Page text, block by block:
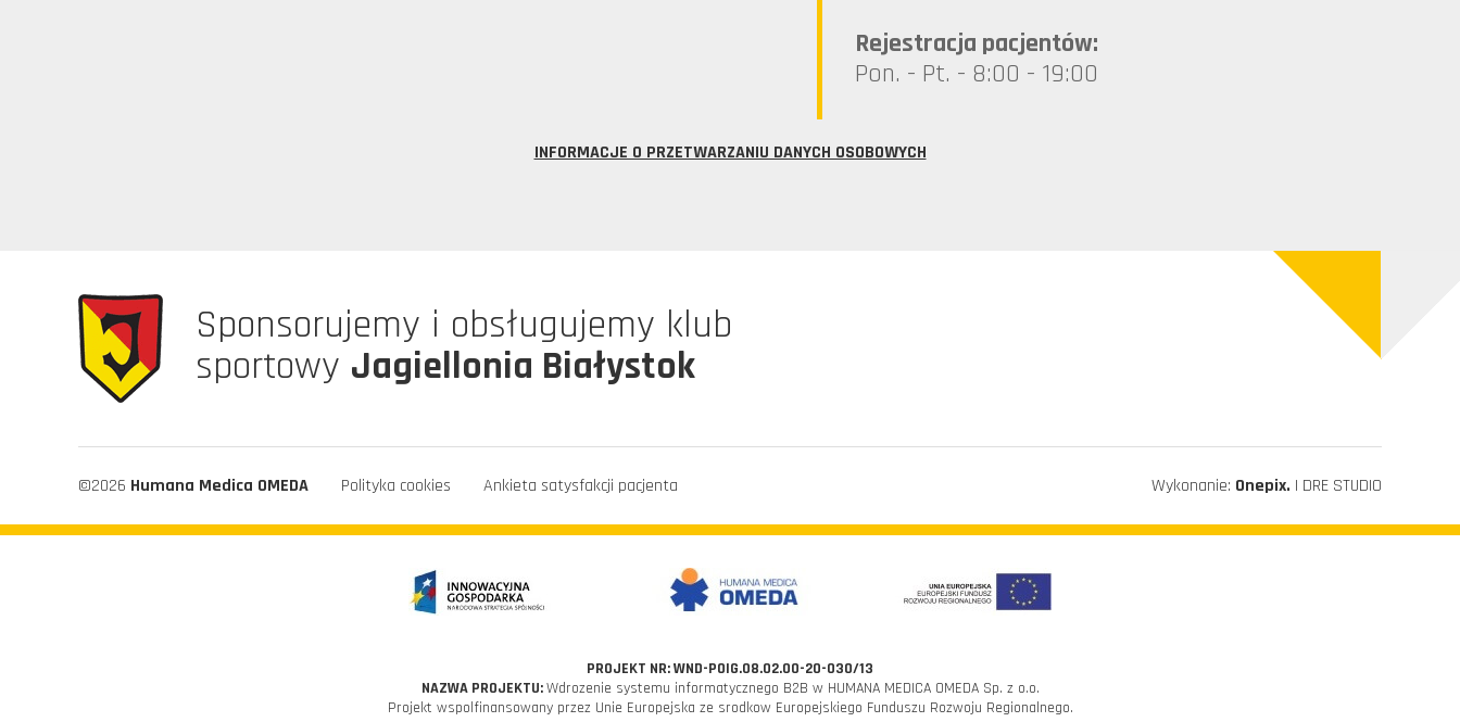
Rejestracja pacjentów:
Pon. - Pt. - 8:00 - 19:00
INFORMACJE O PRZETWARZANIU DANYCH OSOBOWYCH
Sponsorujemy i obsługujemy klub
sportowy Jagiellonia Białystok
©2026 Humana Medica OMEDA Polityka cookies Ankieta satysfakcji pacjenta Wykonanie: Onepix. | DRE STUDIO
PROJEKT NR: WND-POIG.08.02.00-20-030/13
NAZWA PROJEKTU:Wdrozenie systemu informatycznego B2B w HUMANA MEDICA OMEDA Sp. z o.o.
Projekt wspolfinansowany przez Unie Europejska ze srodkow Europejskiego Funduszu Rozwoju Regionalnego.